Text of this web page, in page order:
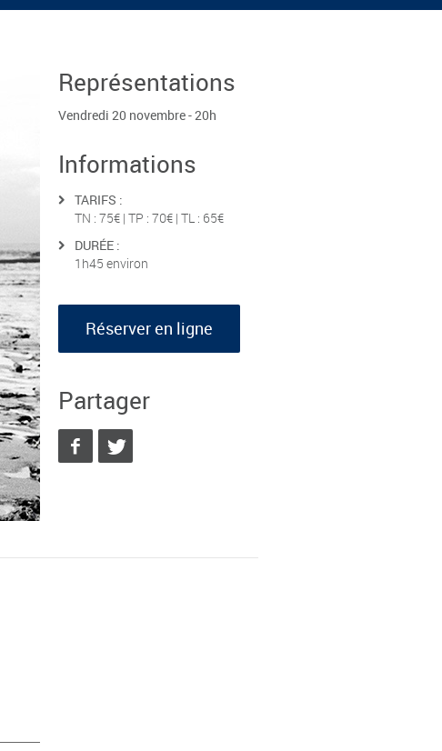
Représentations
Vendredi 20 novembre - 20h
Informations
TARIFS :
TN : 75€ | TP : 70€ | TL : 65€
DURÉE :
1h45 environ
Réserver en ligne
Partager